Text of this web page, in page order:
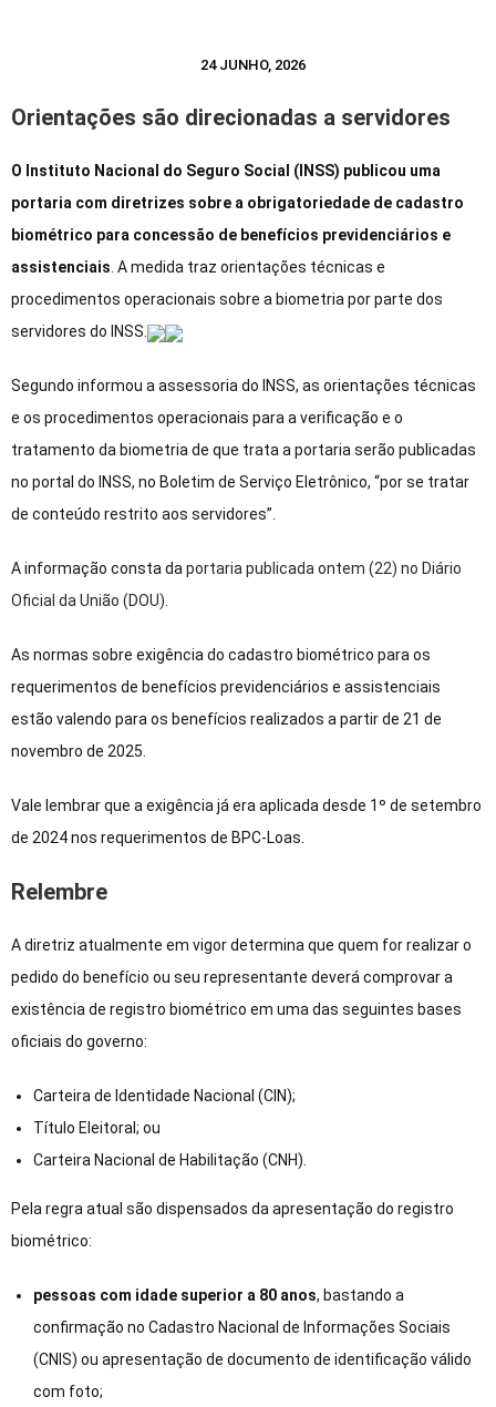
24 JUNHO, 2026
Orientações são direcionadas a servidores
O Instituto Nacional do Seguro Social (INSS) publicou uma
portaria com diretrizes sobre a obrigatoriedade de cadastro
biométrico para concessão de benefícios previdenciários e
assistenciais. A medida traz orientações técnicas e
procedimentos operacionais sobre a biometria por parte dos
servidores do INSS.
Segundo informou a assessoria do INSS, as orientações técnicas
e os procedimentos operacionais para a verificação e o
tratamento da biometria de que trata a portaria serão publicadas
no portal do INSS, no Boletim de Serviço Eletrônico, “por se tratar
de conteúdo restrito aos servidores”.
A informação consta daportaria publicada ontem (22) no Diário
Oficial da União (DOU).
As normas sobre exigência do cadastro biométrico para os
requerimentos de benefícios previdenciários e assistenciais
estão valendo para os benefícios realizados a partir de 21 de
novembro de 2025.
Vale lembrar que a exigência já era aplicada desde 1º de setembro
de 2024 nos requerimentos de BPC-Loas.
Relembre
A diretriz atualmente em vigor determina que quem for realizar o
pedido do benefício ou seu representante deverá comprovar a
existência de registro biométrico em uma das seguintes bases
oficiais do governo:
Carteira de Identidade Nacional (CIN);
Título Eleitoral; ou
Carteira Nacional de Habilitação (CNH).
Pela regra atual são dispensados da apresentação do registro
biométrico:
pessoas com idade superior a 80 anos, bastando a
confirmação no Cadastro Nacional de Informações Sociais
(CNIS) ou apresentação de documento de identificação válido
com foto;